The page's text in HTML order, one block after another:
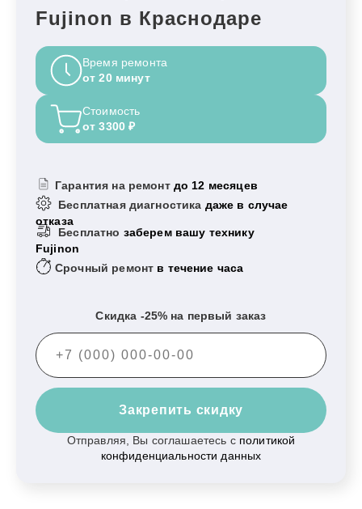
Fujinon в Краснодаре
Время ремонта
от 20 минут
Стоимость
от 3300 ₽
Гарантия на ремонт до 12 месяцев
Бесплатная диагностика даже в случае
отказа
Бесплатно заберем вашу технику
Fujinon
Срочный ремонт в течение часа
Скидка -25% на первый заказ
Закрепить скидку
Отправляя, Вы соглашаетесь с политикой
конфиденциальности данных